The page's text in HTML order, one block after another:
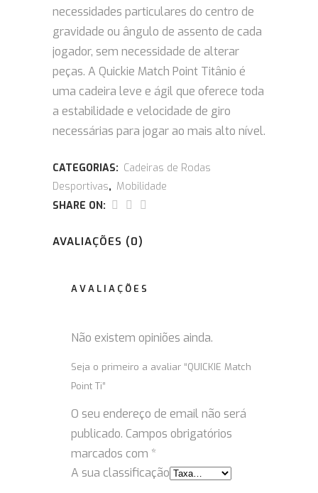
necessidades particulares do centro de
gravidade ou ângulo de assento de cada
jogador, sem necessidade de alterar
peças. A Quickie Match Point Titânio é
uma cadeira leve e ágil que oferece toda
a estabilidade e velocidade de giro
necessárias para jogar ao mais alto nível.
CATEGORIAS: Cadeiras de Rodas
Desportivas, Mobilidade
SHARE ON:
AVALIAÇÕES (0)
AVALIAÇÕES
Não existem opiniões ainda.
Seja o primeiro a avaliar “QUICKIE Match
Point Ti”
O seu endereço de email não será
publicado. Campos obrigatórios
marcados com *
A sua classificação